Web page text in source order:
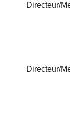
Directeur/
Directeur/